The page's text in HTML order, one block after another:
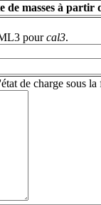
de masses à partir
pourcal3.
de charge sous